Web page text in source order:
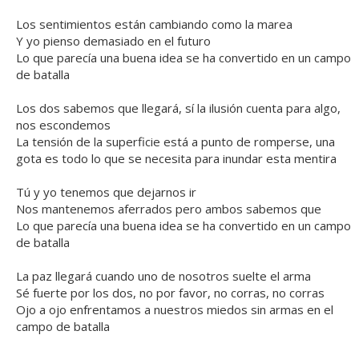
Los sentimientos están cambiando como la marea
Y yo pienso demasiado en el futuro
Lo que parecía una buena idea se ha convertido en un campo
de batalla
Los dos sabemos que llegará, sí la ilusión cuenta para algo,
nos escondemos
La tensión de la superficie está a punto de romperse, una
gota es todo lo que se necesita para inundar esta mentira
Tú y yo tenemos que dejarnos ir
Nos mantenemos aferrados pero ambos sabemos que
Lo que parecía una buena idea se ha convertido en un campo
de batalla
La paz llegará cuando uno de nosotros suelte el arma
Sé fuerte por los dos, no por favor, no corras, no corras
Ojo a ojo enfrentamos a nuestros miedos sin armas en el
campo de batalla